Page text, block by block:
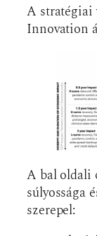
A stratégiai
Innovation
A bal oldali
súlyossága
szerepel: